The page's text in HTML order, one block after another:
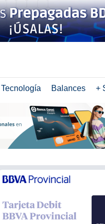
Tecnología Balances +